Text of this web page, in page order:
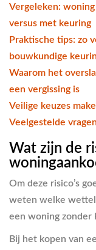
Vergeleken:
versus met keuring
Praktische tips: zo
bouwkundige
Waarom het
een vergissing is
Veilige keuzes
Veelgestelde
Wat zijn de
Om deze risico’s
weten welke
een woning zonder
Bij het kopen van